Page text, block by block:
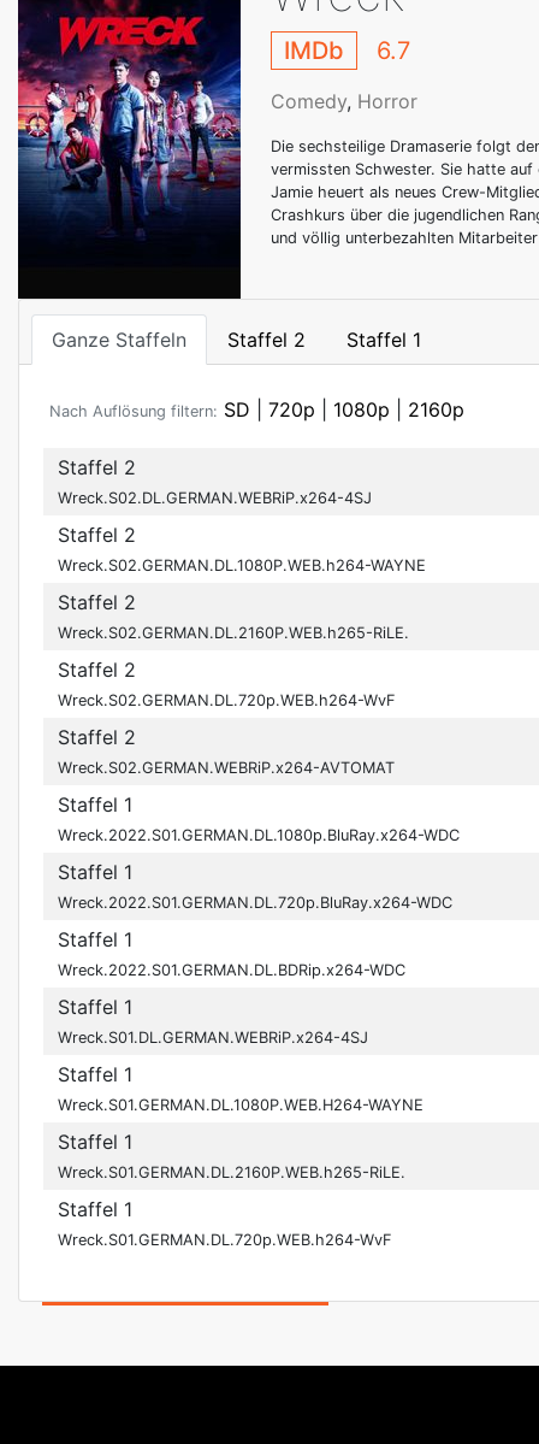
IMDb 6.7
Comedy, Horror
Die sechsteilige Dramaserie folgt
vermissten Schwester. Sie hatte
Jamie heuert als neues Crew-
Crashkurs über die jugendlichen
und völlig unterbezahlten
Ganze Staffeln Staffel 2 Staffel 1
Nach Auflösung filtern: SD 720p 1080p 2160p
Staffel 2
Wreck.S02.DL.GERMAN.WEBRiP.x264-4SJ
Staffel 2
Wreck.S02.GERMAN.DL.1080P.WEB.h264-WAYNE
Staffel 2
Wreck.S02.GERMAN.DL.2160P.WEB.h265-RiLE.
Staffel 2
Wreck.S02.GERMAN.DL.720p.WEB.h264-WvF
Staffel 2
Wreck.S02.GERMAN.WEBRiP.x264-AVTOMAT
Staffel 1
Wreck.2022.S01.GERMAN.DL.1080p.BluRay.x264-WDC
Staffel 1
Wreck.2022.S01.GERMAN.DL.720p.BluRay.x264-WDC
Staffel 1
Wreck.2022.S01.GERMAN.DL.BDRip.x264-WDC
Staffel 1
Wreck.S01.DL.GERMAN.WEBRiP.x264-4SJ
Staffel 1
Wreck.S01.GERMAN.DL.1080P.WEB.H264-WAYNE
Staffel 1
Wreck.S01.GERMAN.DL.2160P.WEB.h265-RiLE.
Staffel 1
Wreck.S01.GERMAN.DL.720p.WEB.h264-WvF